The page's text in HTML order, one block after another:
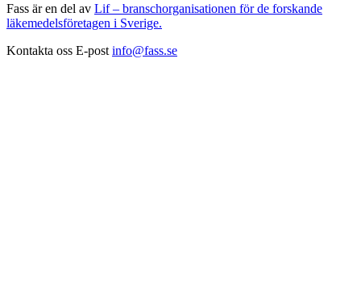
Fass är en del av Lif – branschorganisationen för de forskande
läkemedelsföretagen i Sverige.
Kontakta oss E-post info@fass.se